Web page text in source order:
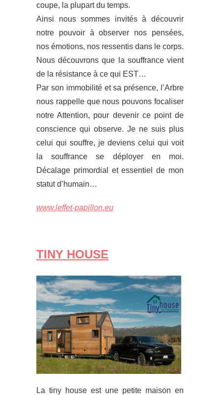
coupe, la plupart du temps.
Ainsi nous sommes invités à découvrir
notre pouvoir à observer nos pensées,
nos émotions, nos ressentis dans le corps.
Nous découvrons que la souffrance vient
de la résistance à ce qui EST…
Par son immobilité et sa présence, l’Arbre
nous rappelle que nous pouvons focaliser
notre Attention, pour devenir ce point de
conscience qui observe. Je ne suis plus
celui qui souffre, je deviens celui qui voit
la souffrance se déployer en moi.
Décalage primordial et essentiel de mon
statut d’humain…
www.leffet-papillon.eu
TINY HOUSE
La tiny house est une petite maison en